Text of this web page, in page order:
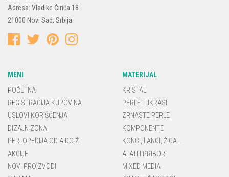
Adresa: Vladike Ćirića 18
21000 Novi Sad, Srbija
MENI
POČETNA
REGISTRACIJA KUPOVINA
USLOVI KORIŠĆENJA
DIZAJN ZONA
PERLOPEDIJA OD A DO Ž
AKCIJE
NOVI PROIZVODI
MATERIJAL
KRISTALI
PERLE I UKRASI
ZRNASTE PERLE
KOMPONENTE
KONCI, LANCI, ŽICA...
ALATI I PRIBOR
MIXED MEDIA